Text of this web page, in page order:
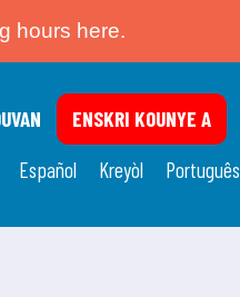
hours here.
ENSKRI KOUNYE A
Español
Kreyòl Português